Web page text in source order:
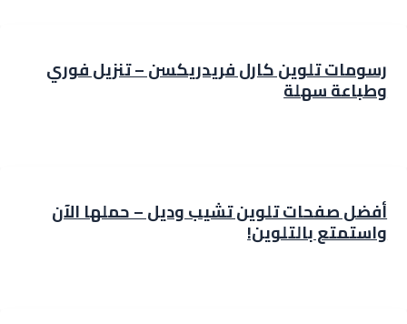
رسومات تلوين كارل فريدريكسن – تنزيل فوري
وطباعة سهلة
أفضل صفحات تلوين تشيب وديل – حملها الآن
واستمتع بالتلوين!